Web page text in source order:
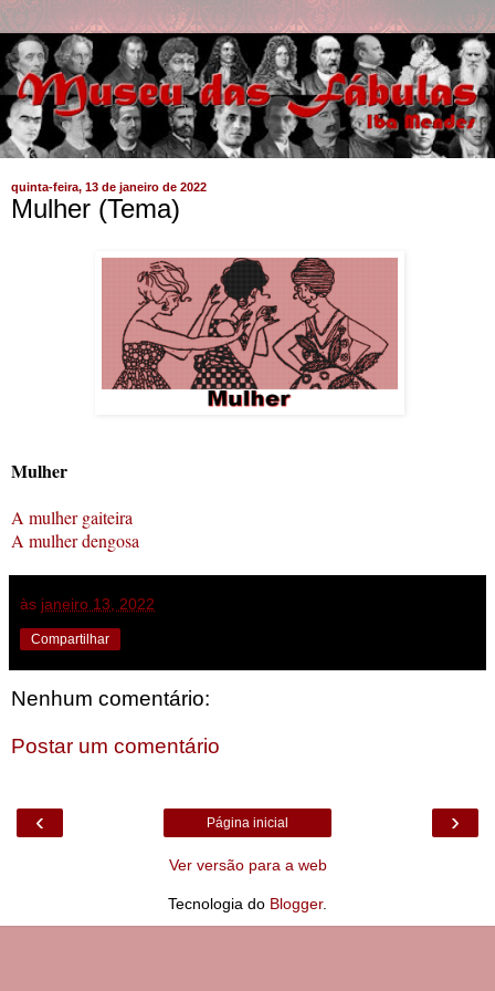
quinta-feira, 13 de janeiro de 2022
Mulher (Tema)
Mulher
A mulher gaiteira
A mulher dengosa
às janeiro 13, 2022
Compartilhar
Nenhum comentário:
Postar um comentário
‹ ›
Página inicial
Ver versão para a web
Tecnologia do Blogger.